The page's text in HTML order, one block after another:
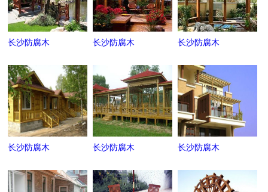
长沙防腐木 长沙防腐木 长沙防腐木
长沙防腐木 长沙防腐木 长沙防腐木